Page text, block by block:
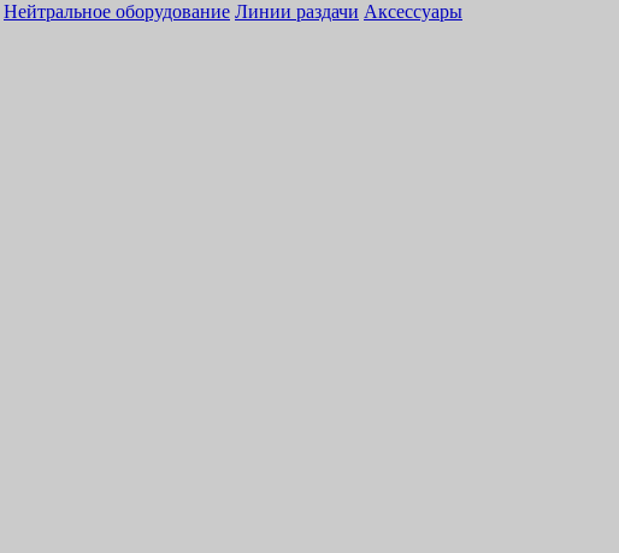
Нейтральное оборудование Линии раздачи Аксессуары